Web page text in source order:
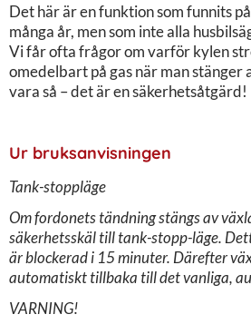
Det här är en funktion som funnits
många år, men som inte alla
Vi får ofta frågor om varför kylen
omedelbart på gas när man stänger
vara så – det är en säkerhetsåtgärd!
Ur bruksanvisningen
Tank-stoppläge
Om fordonets tändning stängs av
säkerhetsskäl till tank-stopp-läge.
är blockerad i 15 minuter. Därefter
automatiskt tillbaka till det vanliga,
VARNING!